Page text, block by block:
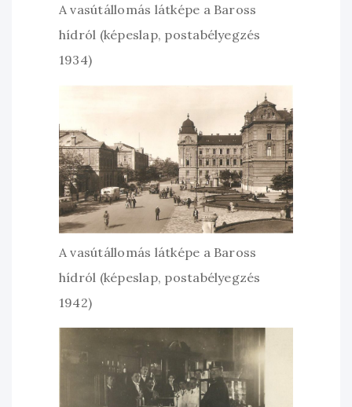
A vasútállomás látképe a Baross
hídról (képeslap, postabélyegzés
1934)
A vasútállomás látképe a Baross
hídról (képeslap, postabélyegzés
1942)